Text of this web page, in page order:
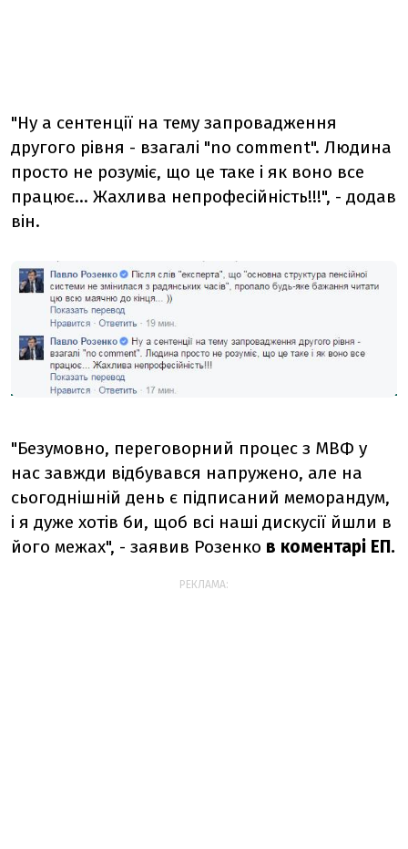
"Ну а сентенції на тему запровадження
другого рівня - взагалі "no comment". Людина
просто не розуміє, що це таке і як воно все
працює... Жахлива непрофесійність!!!", - додав
він.
"Безумовно, переговорний процес з МВФ у
нас завжди відбувався напружено, але на
сьогоднішній день є підписаний меморандум,
і я дуже хотів би, щоб всі наші дискусії йшли в
його межах", - заявив Розенко в коментарі ЕП.
РЕКЛАМА: